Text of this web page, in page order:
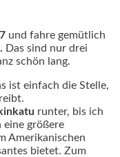
und fahre gemütlich
Das sind nur drei
schön lang.
ist einfach die Stelle,
runter, bis ich
eine größere
Amerikanischen
bietet. Zum